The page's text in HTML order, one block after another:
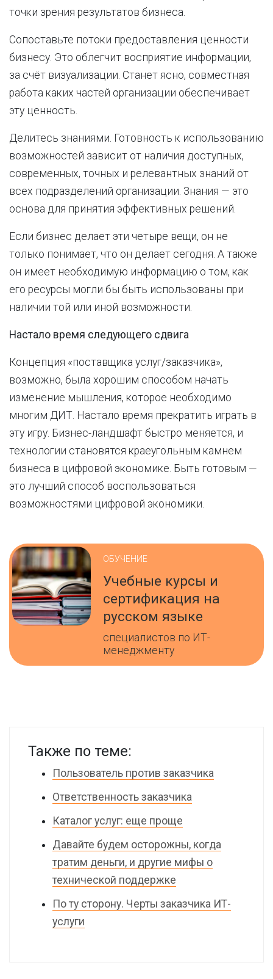
точки зрения результатов бизнеса.
Сопоставьте потоки предоставления ценности
бизнесу. Это облегчит восприятие информации,
за счёт визуализации. Станет ясно, совместная
работа каких частей организации обеспечивает
эту ценность.
Делитесь знаниями. Готовность к использованию
возможностей зависит от наличия доступных,
современных, точных и релевантных знаний от
всех подразделений организации. Знания — это
основа для принятия эффективных решений.
Если бизнес делает эти четыре вещи, он не
только понимает, что он делает сегодня. А также
он имеет необходимую информацию о том, как
его ресурсы могли бы быть использованы при
наличии той или иной возможности.
Настало время следующего сдвига
Концепция «поставщика услуг/заказчика»,
возможно, была хорошим способом начать
изменение мышления, которое необходимо
многим ДИТ. Настало время прекратить играть в
эту игру. Бизнес-ландшафт быстро меняется, и
технологии становятся краеугольным камнем
бизнеса в цифровой экономике. Быть готовым —
это лучший способ воспользоваться
возможностями цифровой экономики.
ОБУЧЕНИЕ
Учебные курсы и
сертификация на
русском языке
специалистов по ИТ-
менеджменту
Также по теме:
Пользователь против заказчика
Ответственность заказчика
Каталог услуг: еще проще
Давайте будем осторожны, когда
тратим деньги, и другие мифы о
технической поддержке
По ту сторону. Черты заказчика ИТ-
услуги